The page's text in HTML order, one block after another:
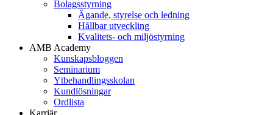
Bolagsstyrning
Ägande, styrelse och ledning
Hållbar utveckling
Kvalitets- och miljöstyrning
AMB Academy
Kunskapsbloggen
Seminarium
Ytbehandlingsskolan
Kundlösningar
Ordlista
Karriär